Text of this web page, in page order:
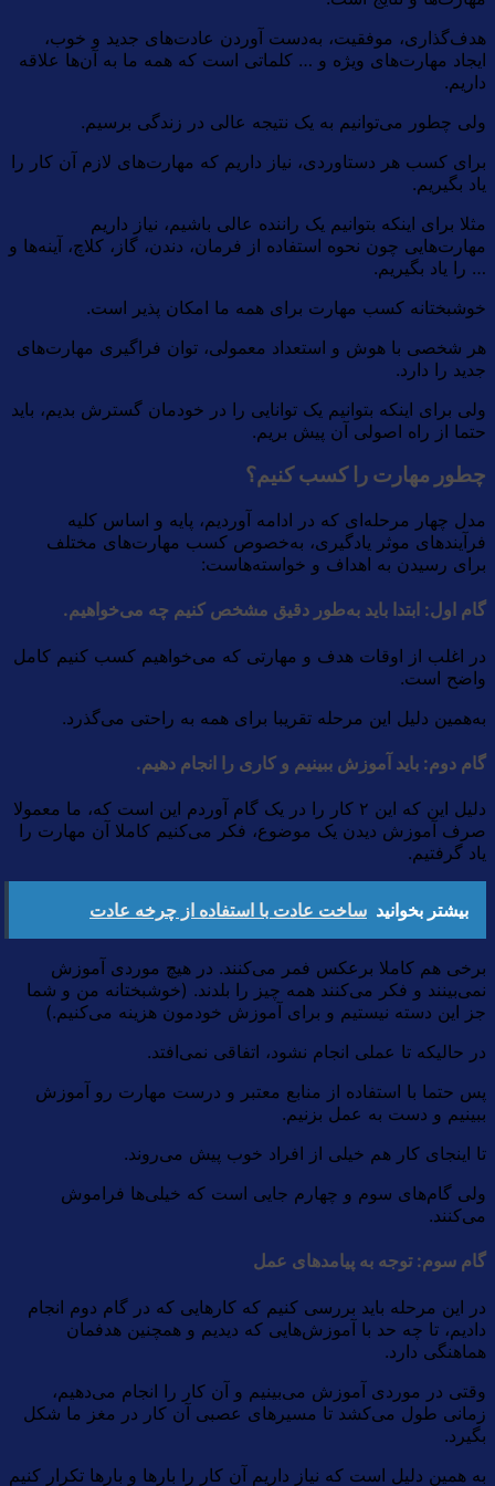
هدف‌گذاری، موفقیت، به‌دست آوردن عادت‌های جدید و خوب،
ایجاد مهارت‌های ویژه و … کلماتی است که همه ما به آن‌ها علاقه
داریم.
ولی چطور می‌توانیم به یک نتیجه عالی در زندگی برسیم.
برای کسب هر دستاوردی، نیاز داریم که مهارت‌های لازم آن کار را
یاد بگیریم.
مثلا برای اینکه بتوانیم یک راننده عالی باشیم، نیاز داریم
مهارت‌هایی چون نحوه استفاده از فرمان، دندن، گاز، کلاچ، آینه‌ها و
… را یاد بگیریم.
خوشبختانه کسب مهارت برای همه ما امکان پذیر است.
هر شخصی با هوش و استعداد معمولی، توان فراگیری مهارت‌های
جدید را دارد.
ولی برای اینکه بتوانیم یک توانایی را در خودمان گسترش بدیم،‌ باید
حتما از راه اصولی آن پیش بریم.
چطور مهارت را کسب کنیم؟
مدل چهار مرحله‌ای که در ادامه آوردیم، پایه و اساس کلیه
فرآیندهای موثر یادگیری، به‌خصوص کسب مهارت‌های مختلف
برای رسیدن به اهداف و خواسته‌هاست:
گام اول: ابتدا باید به‌طور دقیق مشخص کنیم چه می‌خواهیم.
در اغلب از اوقات هدف و مهارتی که می‌خواهیم کسب کنیم کامل
واضح است.
به‌همین دلیل این مرحله تقریبا برای همه به راحتی می‌گذرد.
گام دوم: باید آموزش ببینیم و کاری را انجام دهیم.
دلیل این که این ۲ کار را در یک گام آوردم این است که، ما معمولا
صرف آموزش دیدن یک موضوع، فکر می‌کنیم کاملا آن مهارت را
یاد گرفتیم.
بیشتر بخوانید ساخت عادت با استفاده از چرخه عادت
برخی هم کاملا برعکس فمر می‌کنند. در هیچ موردی آموزش
نمی‌بینند و فکر می‌کنند همه چیز را بلدند. (خوشبختانه من و شما
جز این دسته نیستیم و برای آموزش خودمون هزینه می‌کنیم.)
در حالیکه تا عملی انجام نشود، اتفاقی نمی‌افتد.
پس حتما با استفاده از منابع معتبر و درست مهارت رو آموزش
ببینیم و دست به عمل بزنیم.
تا اینجای کار هم خیلی از افراد خوب پیش می‌روند.
ولی گام‌های سوم و چهارم جایی است که خیلی‌ها فراموش
می‌کنند.
گام سوم: توجه به پیامدهای عمل
در این مرحله باید بررسی کنیم که کارهایی که در گام دوم انجام
دادیم، تا چه حد با آموزش‌هایی که دیدیم و همچنین هدفمان
هماهنگی دارد.
وقتی در موردی آموزش می‌بینیم و آن کار را انجام می‌دهیم،
زمانی طول می‌کشد تا مسیرهای عصبی آن کار در مغز ما شکل
بگیرد.
به همین دلیل است که نیاز داریم آن کار را بارها و بارها تکرار کنیم